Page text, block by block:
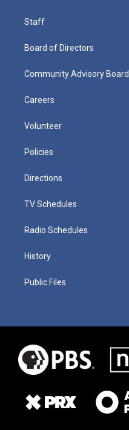
Staff
Board of Directors
Community Advisory Board
Careers
Volunteer
Policies
Directions
TV Schedules
Radio Schedules
History
Public Files